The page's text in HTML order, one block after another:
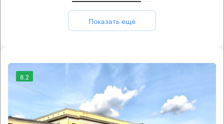
Показать ещё
8.2